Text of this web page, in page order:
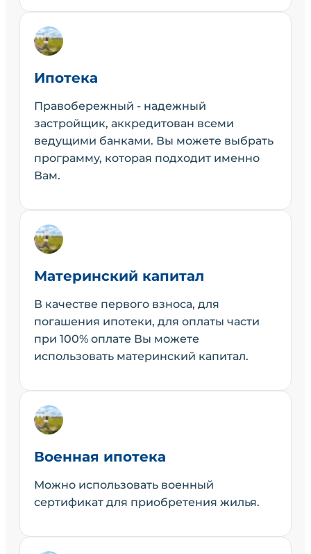
Ипотека
Правобережный - надежный
застройщик, аккредитован всеми
ведущими банками. Вы можете выбрать
программу, которая подходит именно
Вам.
Материнский капитал
В качестве первого взноса, для
погашения ипотеки, для оплаты части
при 100% оплате Вы можете
использовать материнский капитал.
Военная ипотека
Можно использовать военный
сертификат для приобретения жилья.